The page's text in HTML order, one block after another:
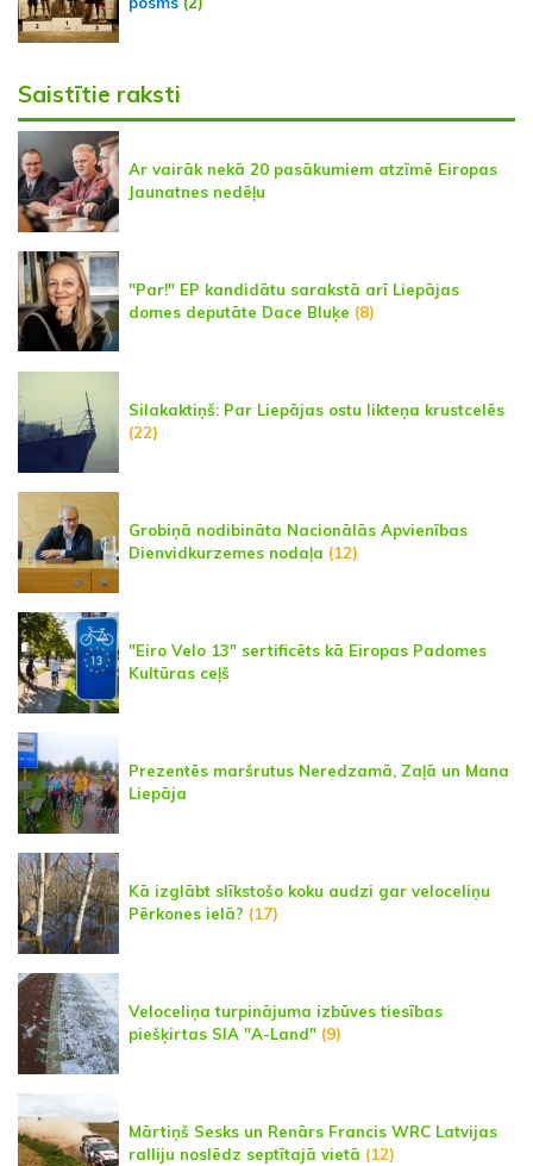
Saistītie raksti
Ar vairāk nekā 20 pasākumiem atzīmē Eiropas
Jaunatnes nedēļu
"Par!" EP kandidātu sarakstā arī Liepājas
domes deputāte Dace Bluķe (8)
Silakaktiņš: Par Liepājas ostu likteņa krustcelēs
(22)
Grobiņā nodibināta Nacionālās Apvienības
Dienvidkurzemes nodaļa (12)
"Eiro Velo 13" sertificēts kā Eiropas Padomes
Kultūras ceļš
Prezentēs maršrutus Neredzamā, Zaļā un Mana
Liepāja
Kā izglābt slīkstošo koku audzi gar veloceliņu
Pērkones ielā? (17)
Veloceliņa turpinājuma izbūves tiesības
piešķirtas SIA "A-Land" (9)
Mārtiņš Sesks un Renārs Francis WRC Latvijas
ralliju noslēdz septītajā vietā (12)